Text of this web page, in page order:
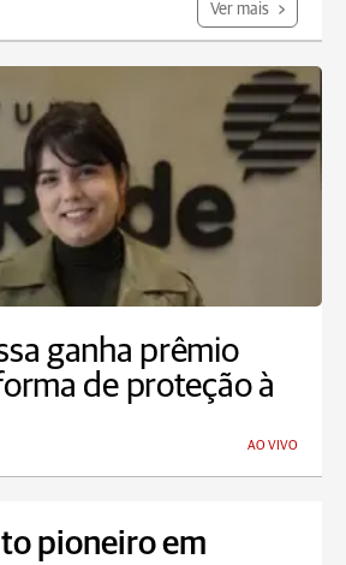
Ver mais
ganha prêmio
de proteção à
AO VIVO
pioneiro em